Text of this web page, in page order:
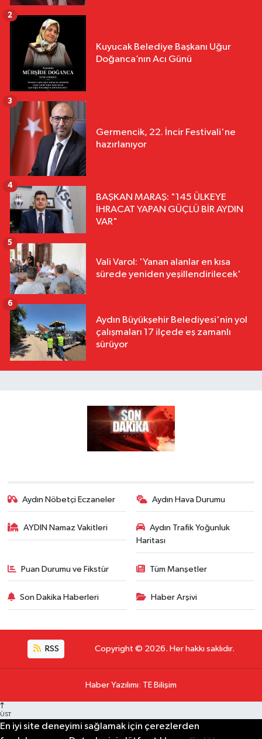
Kuyucak Belediye Başkanı Uğur
Doğanca’nın Acı Günü
2
Germencik, 22. İncir Festivali'ne
hazırlanıyor
3
BAŞKAN MARAŞ: "145 ÜLKEYE
İHRACAT YAPAN GÜÇLÜ BİR AYDIN
VAR"
4
Vali Varol: 'Yanan alanlar en kısa
sürede yeniden yeşillendirilecek'
5
Aydın Büyükşehir Belediyesi'nin yol
çalışmaları 17 ilçede eş zamanlı
sürüyor
6
Aydın Nöbetçi Eczaneler Aydın Hava Durumu
AYDIN Namaz Vakitleri
Aydın Trafik Yoğunluk
Haritası
Puan Durumu ve Fikstür Tüm Manşetler
Son Dakika Haberleri Haber Arşivi
RSS Copyright © 2026. Her hakkı saklıdır.
Haber Yazılımı: TE Bilişim
ÜST
En iyi site deneyimi sağlamak için çerezlerden